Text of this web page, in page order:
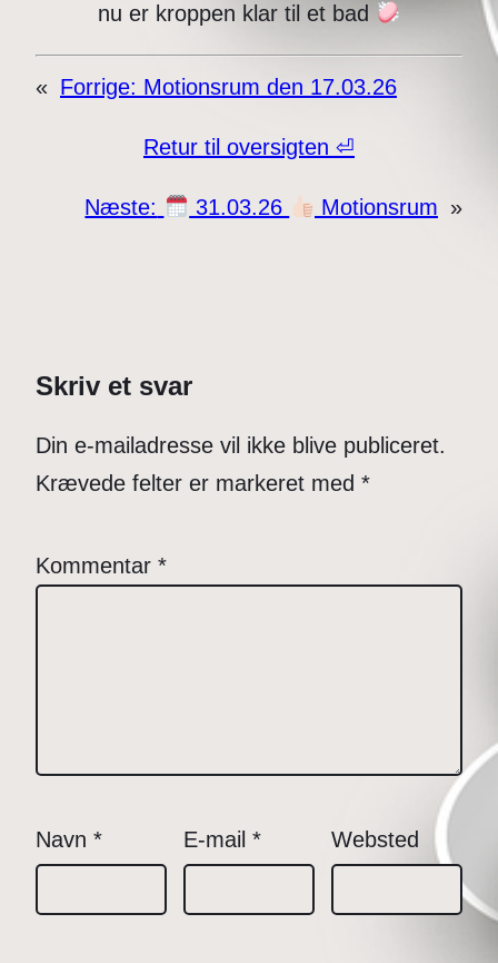
nu er kroppen klar til et bad
« Forrige: Motionsrum den 17.03.26
Retur til oversigten ⏎
Næste: 31.03.26 Motionsrum »
Skriv et svar
Din e-mailadresse vil ikke blive publiceret.
Krævede felter er markeret med *
Kommentar *
Navn * E-mail * Websted